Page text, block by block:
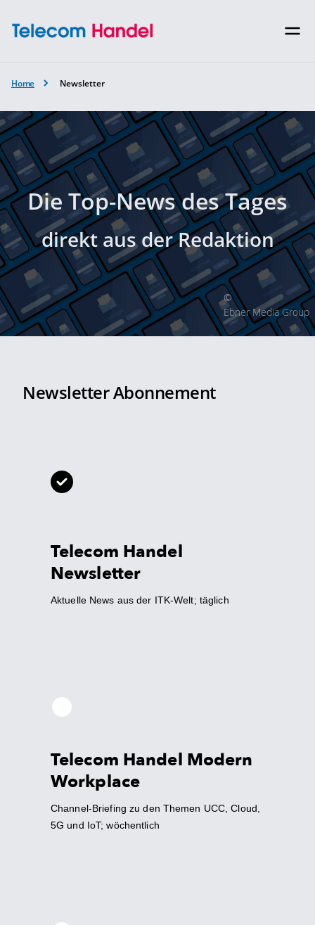
Home Newsletter
Die Top-News des Tages
direkt aus der Redaktion
©
Ebner Media Group
Newsletter Abonnement
Telecom Handel
Newsletter
Aktuelle News aus der ITK-Welt; täglich
Telecom Handel Modern
Workplace
Channel-Briefing zu den Themen UCC, Cloud,
5G und IoT; wöchentlich